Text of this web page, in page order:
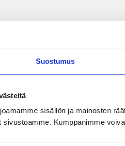
Suostumus
sisällön ja mainosten
Kumppanimme